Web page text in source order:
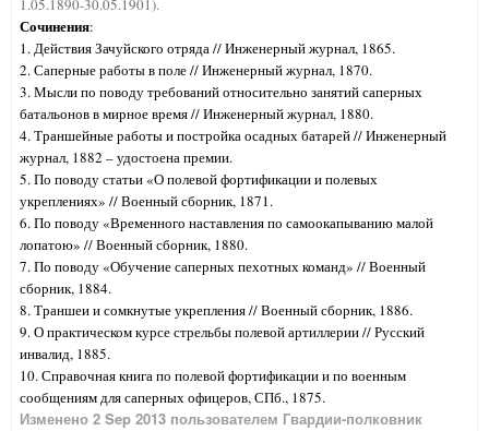
1.05.1890-30.05.1901).
Сочинения:
1. Действия Зачуйского отряда // Инженерный журнал, 1865.
2. Саперные работы в поле // Инженерный журнал, 1870.
3. Мысли по поводу требований относительно занятий саперных
батальонов в мирное время // Инженерный журнал, 1880.
4. Траншейные работы и постройка осадных батарей // Инженерный
журнал, 1882 – удостоена премии.
5. По поводу статьи «О полевой фортификации и полевых
укреплениях» // Военный сборник, 1871.
6. По поводу «Временного наставления по самоокапыванию малой
лопатою» // Военный сборник, 1880.
7. По поводу «Обучение саперных пехотных команд» // Военный
сборник, 1884.
8. Траншеи и сомкнутые укрепления // Военный сборник, 1886.
9. О практическом курсе стрельбы полевой артиллерии // Русский
инвалид, 1885.
10. Справочная книга по полевой фортификации и по военным
сообщениям для саперных офицеров, СПб., 1875.
Изменено 2 Sep 2013 пользователем Гвардии-полковник